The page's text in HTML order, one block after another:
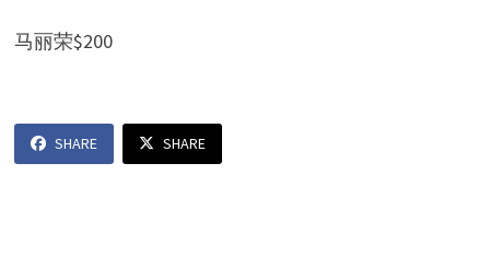
马丽荣$200
SHARE SHARE